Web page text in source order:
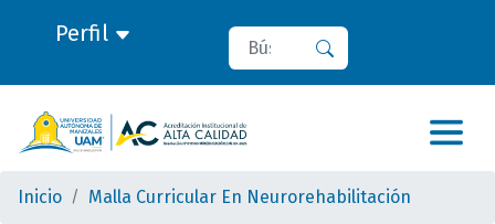
Perfil Buscar
Inicio Malla Curricular En Neurorehabilitación